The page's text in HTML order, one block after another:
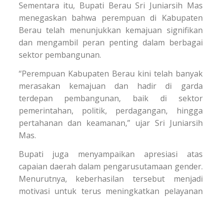
Sementara itu, Bupati Berau Sri Juniarsih Mas
menegaskan bahwa perempuan di Kabupaten
Berau telah menunjukkan kemajuan signifikan
dan mengambil peran penting dalam berbagai
sektor pembangunan.
“Perempuan Kabupaten Berau kini telah banyak
merasakan kemajuan dan hadir di garda
terdepan pembangunan, baik di sektor
pemerintahan, politik, perdagangan, hingga
pertahanan dan keamanan,” ujar Sri Juniarsih
Mas.
Bupati juga menyampaikan apresiasi atas
capaian daerah dalam pengarusutamaan gender.
Menurutnya, keberhasilan tersebut menjadi
motivasi untuk terus meningkatkan pelayanan